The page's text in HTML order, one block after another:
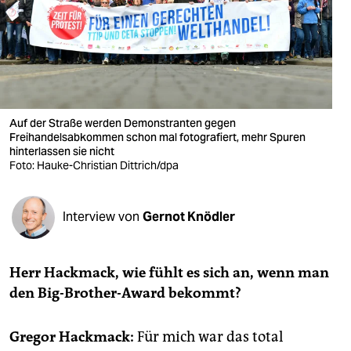
nord
wahrheit
verlag
verlag
veranstaltungen
shop
fragen & hilfe
unterstützen
abo
Auf der Straße werden Demonstranten gegen
Freihandelsabkommen schon mal fotografiert, mehr Spuren
hinterlassen sie nicht
Foto: Hauke-Christian Dittrich/dpa
Interview von Gernot Knödler
Herr Hackmack, wie fühlt es sich an, wenn man
den Big-Brother-Award bekommt?
Gregor Hackmack: Für mich war das total